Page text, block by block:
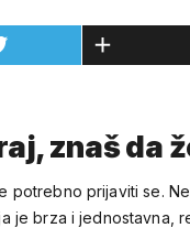
znaš da
potrebno prijaviti se.
je brza i jednostavna,